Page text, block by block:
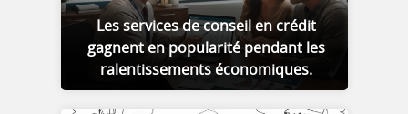
Les services de conseil en crédit
gagnent en popularité pendant les
ralentissements économiques.